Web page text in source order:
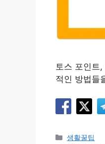
토스 포인트
적인 방법들
카
생활꿀팁